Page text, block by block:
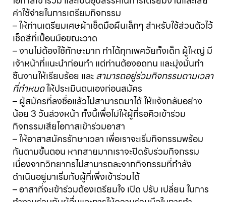
ค่าใช้จ่ายในการเตรียมกิจกรรม
– ให้ท่านเตรียมเศษผ้าเช็ดมือผืนเล็กๆ สำหรับใช้ส่วนตัวไว้
เช็ดสีที่เปื้อนมือขณะวาด
– งานไม่ต้องใช้ทักษะมาก ทำได้ทุกเพศวัยทั้งเด็ก ผู้ใหญ่ มี
เจ้าหน้าที่แนะนำก่อนทำ แต่ท่านต้องอดทน และมุ่งมั่นทำ
ชิ้นงานให้เรียบร้อย และสามารถอยู่ร่วมกิจกรรมตามเวลา
ที่กำหนดให้ประเมินตนเองก่อนสมัคร
– ผู้สมัครที่ลงชื่อแล้วไม่สามารถมาได้ ให้แจ้งกลับอย่าง
น้อย 3 วันล่วงหน้า ทั้งนี้เพื่อไม่ให้ผู้ที่รอคิวเข้าร่วม
กิจกรรมเสียโอกาสเข้าร่วมอาสา
– ให้อาสาสมัครรักษาเวลา เพื่อเราจะเริ่มกิจกรรมพร้อม
กันตามขั้นตอน หากสายมากเราจะปิดรับร่วมกิจกรรม
เนื่องจากวิทยากรไม่สามารถละจากกิจกรรมที่กำลัง
ดำเนินอยู่มาเริ่มกับผู้ที่เพิ่งเข้าร่วมได้
– อาสาที่จะเข้าร่วมต้องเตรียมใจ เปิด ปรับ เปลี่ยน ในการ